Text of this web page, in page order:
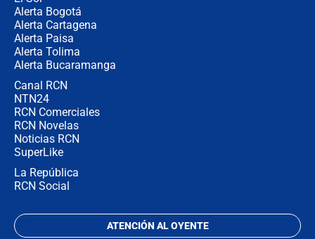
Alerta Bogotá
Alerta Cartagena
Alerta Paisa
Alerta Tolima
Alerta Bucaramanga
Canal RCN
NTN24
RCN Comerciales
RCN Novelas
Noticias RCN
SuperLike
La República
RCN Social
ATENCIÓN AL OYENTE